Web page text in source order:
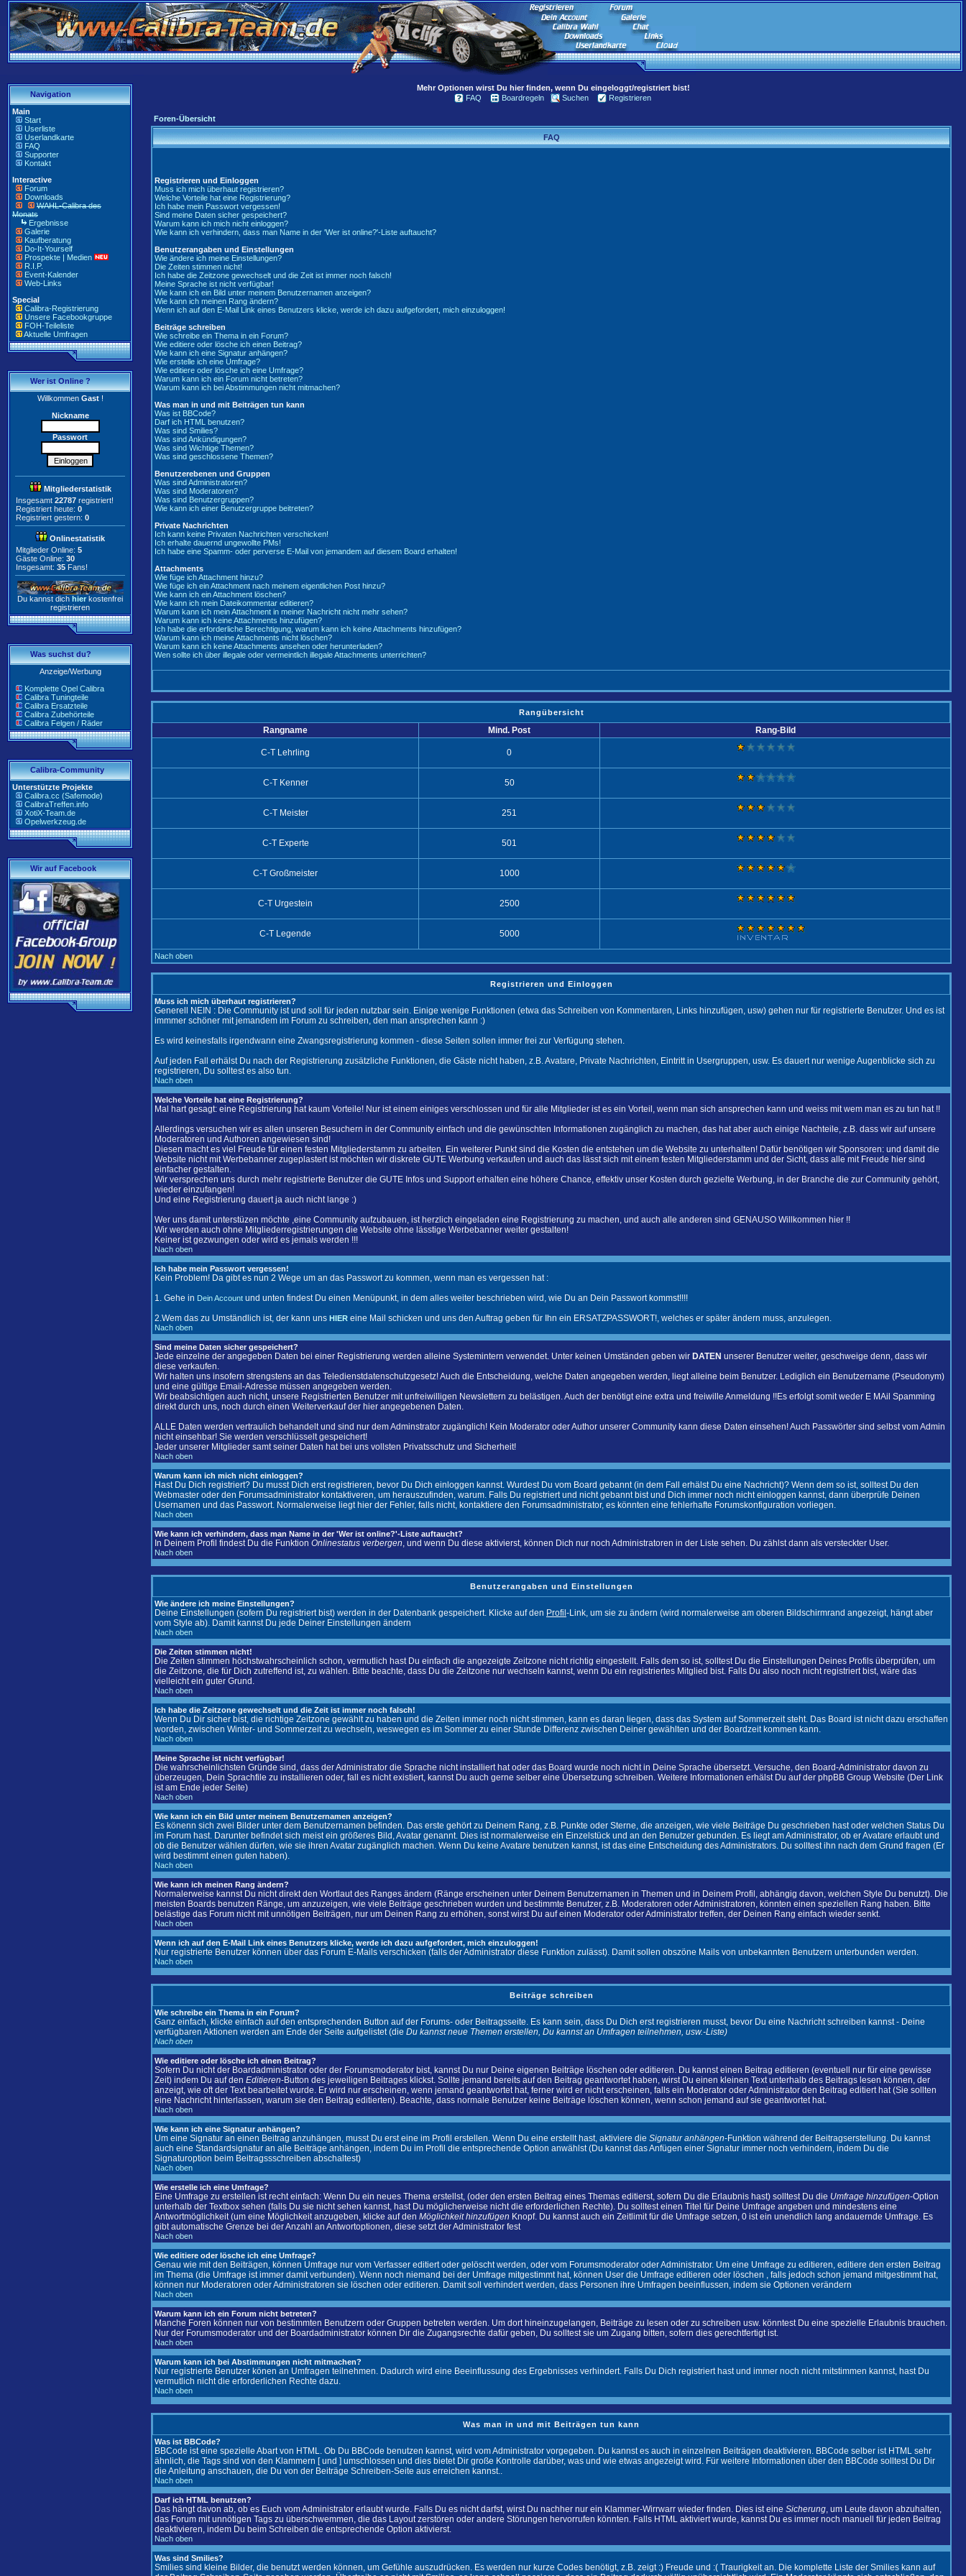
Navigation
Main
Start
Userliste
Userlandkarte
FAQ
Supporter
Kontakt
Interactive
Forum
Downloads
WAHL-Calibra des
Monats
Ergebnisse
Galerie
Kaufberatung
Do-It-Yourself
Prospekte | Medien
R.I.P.
Event-Kalender
Web-Links
Special
Calibra-Registrierung
Unsere Facebookgruppe
FOH-Teileliste
Aktuelle Umfragen
Wer ist Online ?
WillkommenGast!
Nickname
Passwort
Mitgliederstatistik
Insgesamt 22787 registriert!
Registriert heute: 0
Registriert gestern: 0
Onlinestatistik
Mitglieder Online: 5
Gäste Online: 30
Insgesamt: 35 Fans!
Du kannst dich hier kostenfrei
registrieren
Was suchst du?
Anzeige/Werbung
Komplette Opel Calibra
Calibra Tuningteile
Calibra Ersatzteile
Calibra Zubehörteile
Calibra Felgen / Räder
Calibra-Community
Unterstützte Projekte
Calibra.cc (Safemode)
CalibraTreffen.info
XotiX-Team.de
Opelwerkzeug.de
Wir auf Facebook
Mehr Optionen wirst Du hier finden, wenn Du eingeloggt/registriert bist!
FAQ
Boardregeln Suchen Registrieren
Foren-Übersicht
FAQ
Registrieren und Einloggen
Muss ich mich überhaut registrieren?
Welche Vorteile hat eine Registrierung?
Ich habe mein Passwort vergessen!
Sind meine Daten sicher gespeichert?
Warum kann ich mich nicht einloggen?
Wie kann ich verhindern, dass man Name in der 'Wer ist online?'-Liste auftaucht?
Benutzerangaben und Einstellungen
Wie ändere ich meine Einstellungen?
Die Zeiten stimmen nicht!
Ich habe die Zeitzone gewechselt und die Zeit ist immer noch falsch!
Meine Sprache ist nicht verfügbar!
Wie kann ich ein Bild unter meinem Benutzernamen anzeigen?
Wie kann ich meinen Rang ändern?
Wenn ich auf den E-Mail Link eines Benutzers klicke, werde ich dazu aufgefordert, mich einzuloggen!
Beiträge schreiben
Wie schreibe ein Thema in ein Forum?
Wie editiere oder lösche ich einen Beitrag?
Wie kann ich eine Signatur anhängen?
Wie erstelle ich eine Umfrage?
Wie editiere oder lösche ich eine Umfrage?
Warum kann ich ein Forum nicht betreten?
Warum kann ich bei Abstimmungen nicht mitmachen?
Was man in und mit Beiträgen tun kann
Was ist BBCode?
Darf ich HTML benutzen?
Was sind Smilies?
Was sind Ankündigungen?
Was sind Wichtige Themen?
Was sind geschlossene Themen?
Benutzerebenen und Gruppen
Was sind Administratoren?
Was sind Moderatoren?
Was sind Benutzergruppen?
Wie kann ich einer Benutzergruppe beitreten?
Private Nachrichten
Ich kann keine Privaten Nachrichten verschicken!
Ich erhalte dauernd ungewollte PMs!
Ich habe eine Spamm- oder perverse E-Mail von jemandem auf diesem Board erhalten!
Attachments
Wie füge ich Attachment hinzu?
Wie füge ich ein Attachment nach meinem eigentlichen Post hinzu?
Wie kann ich ein Attachment löschen?
Wie kann ich mein Dateikommentar editieren?
Warum kann ich mein Attachment in meiner Nachricht nicht mehr sehen?
Warum kann ich keine Attachments hinzufügen?
Ich habe die erforderliche Berechtigung, warum kann ich keine Attachments hinzufügen?
Warum kann ich meine Attachments nicht löschen?
Warum kann ich keine Attachments ansehen oder herunterladen?
Wen sollte ich über illegale oder vermeintlich illegale Attachments unterrichten?
Rangübersicht
Rangname Mind. Post Rang-Bild
C-T Lehrling 0
C-T Kenner 50
C-T Meister 251
C-T Experte 501
C-T Großmeister 1000
C-T Urgestein 2500
C-T Legende 5000
Nach oben
Registrieren und Einloggen
Muss ich mich überhaut registrieren?
Generell NEIN : Die Community ist und soll für jeden nutzbar sein. Einige wenige Funktionen (etwa das Schreiben von Kommentaren, Links hinzufügen, usw) gehen nur für registrierte Benutzer. Und es ist
immmer schöner mit jemandem im Forum zu schreiben, den man ansprechen kann :)
Es wird keinesfalls irgendwann eine Zwangsregistrierung kommen - diese Seiten sollen immer frei zur Verfügung stehen.
Auf jeden Fall erhälst Du nach der Registrierung zusätzliche Funktionen, die Gäste nicht haben, z.B. Avatare, Private Nachrichten, Eintritt in Usergruppen, usw. Es dauert nur wenige Augenblicke sich zu
registrieren, Du solltest es also tun.
Nach oben
Welche Vorteile hat eine Registrierung?
Mal hart gesagt: eine Registrierung hat kaum Vorteile! Nur ist einem einiges verschlossen und für alle Mitglieder ist es ein Vorteil, wenn man sich ansprechen kann und weiss mit wem man es zu tun hat !!
Allerdings versuchen wir es allen unseren Besuchern in der Community einfach und die gewünschten Informationen zugänglich zu machen, das hat aber auch einige Nachteile, z.B. dass wir auf unsere
Moderatoren und Authoren angewiesen sind!
Diesen macht es viel Freude für einen festen Mitgliederstamm zu arbeiten. Ein weiterer Punkt sind die Kosten die entstehen um die Website zu unterhalten! Dafür benötigen wir Sponsoren: und damit die
Website nicht mit Werbebanner zugeplastert ist möchten wir diskrete GUTE Werbung verkaufen und auch das lässt sich mit einem festen Mitgliederstamm und der Sicht, dass alle mit Freude hier sind
einfacher gestalten.
Wir versprechen uns durch mehr registrierte Benutzer die GUTE Infos und Support erhalten eine höhere Chance, effektiv unser Kosten durch gezielte Werbung, in der Branche die zur Community gehört,
wieder einzufangen!
Und eine Registrierung dauert ja auch nicht lange :)
Wer uns damit unterstüzen möchte ,eine Community aufzubauen, ist herzlich eingeladen eine Registrierung zu machen, und auch alle anderen sind GENAUSO Willkommen hier !!
Wir werden auch ohne Mitgliederregistrierungen die Website ohne lässtige Werbebanner weiter gestalten!
Keiner ist gezwungen oder wird es jemals werden !!!
Nach oben
Ich habe mein Passwort vergessen!
Kein Problem! Da gibt es nun 2 Wege um an das Passwort zu kommen, wenn man es vergessen hat :
1. Gehe in Dein Account und unten findest Du einen Menüpunkt, in dem alles weiter beschrieben wird, wie Du an Dein Passwort kommst!!!!
2.Wem das zu Umständlich ist, der kann uns HIER eine Mail schicken und uns den Auftrag geben für Ihn ein ERSATZPASSWORT!, welches er später ändern muss, anzulegen.
Nach oben
Sind meine Daten sicher gespeichert?
Jede einzelne der angegeben Daten bei einer Registrierung werden alleine Systemintern verwendet. Unter keinen Umständen geben wir DATEN unserer Benutzer weiter, geschweige denn, dass wir
diese verkaufen.
Wir halten uns insofern strengstens an das Teledienstdatenschutzgesetz! Auch die Entscheidung, welche Daten angegeben werden, liegt alleine beim Benutzer. Lediglich ein Benutzername (Pseudonym)
und eine gültige Email-Adresse müssen angegeben werden.
Wir beabsichtigen auch nicht, unsere Registrierten Benutzer mit unfreiwilligen Newslettern zu belästigen. Auch der benötigt eine extra und freiwille Anmeldung !!Es erfolgt somit weder E MAil Spamming
direkt durch uns, noch durch einen Weiterverkauf der hier angegebenen Daten.
ALLE Daten werden vertraulich behandelt und sind nur dem Adminstrator zugänglich! Kein Moderator oder Author unserer Community kann diese Daten einsehen! Auch Passwörter sind selbst vom Admin
nicht einsehbar! Sie werden verschlüsselt gespeichert!
Jeder unserer Mitglieder samt seiner Daten hat bei uns vollsten Privatsschutz und Sicherheit!
Nach oben
Warum kann ich mich nicht einloggen?
Hast Du Dich registriert? Du musst Dich erst registrieren, bevor Du Dich einloggen kannst. Wurdest Du vom Board gebannt (in dem Fall erhälst Du eine Nachricht)? Wenn dem so ist, solltest Du den
Webmaster oder den Forumsadministrator kontaktiveren, um herauszufinden, warum. Falls Du registriert und nicht gebannt bist und Dich immer noch nicht einloggen kannst, dann überprüfe Deinen
Usernamen und das Passwort. Normalerweise liegt hier der Fehler, falls nicht, kontaktiere den Forumsadministrator, es könnten eine fehlerhafte Forumskonfiguration vorliegen.
Nach oben
Wie kann ich verhindern, dass man Name in der 'Wer ist online?'-Liste auftaucht?
In Deinem Profil findest Du die Funktion Onlinestatus verbergen, und wenn Du diese aktivierst, können Dich nur noch Administratoren in der Liste sehen. Du zählst dann als versteckter User.
Nach oben
Benutzerangaben und Einstellungen
Wie ändere ich meine Einstellungen?
Deine Einstellungen (sofern Du registriert bist) werden in der Datenbank gespeichert. Klicke auf den Profil -Link, um sie zu ändern (wird normalerweise am oberen Bildschirmrand angezeigt, hängt aber
vom Style ab). Damit kannst Du jede Deiner Einstellungen ändern
Nach oben
Die Zeiten stimmen nicht!
Die Zeiten stimmen höchstwahrscheinlich schon, vermutlich hast Du einfach die angezeigte Zeitzone nicht richtig eingestellt. Falls dem so ist, solltest Du die Einstellungen Deines Profils überprüfen, um
die Zeitzone, die für Dich zutreffend ist, zu wählen. Bitte beachte, dass Du die Zeitzone nur wechseln kannst, wenn Du ein registriertes Mitglied bist. Falls Du also noch nicht registriert bist, wäre das
vielleicht ein guter Grund.
Nach oben
Ich habe die Zeitzone gewechselt und die Zeit ist immer noch falsch!
Wenn Du Dir sicher bist, die richtige Zeitzone gewählt zu haben und die Zeiten immer noch nicht stimmen, kann es daran liegen, dass das System auf Sommerzeit steht. Das Board ist nicht dazu erschaffen
worden, zwischen Winter- und Sommerzeit zu wechseln, weswegen es im Sommer zu einer Stunde Differenz zwischen Deiner gewählten und der Boardzeit kommen kann.
Nach oben
Meine Sprache ist nicht verfügbar!
Die wahrscheinlichsten Gründe sind, dass der Administrator die Sprache nicht installiert hat oder das Board wurde noch nicht in Deine Sprache übersetzt. Versuche, den Board-Administrator davon zu
überzeugen, Dein Sprachfile zu installieren oder, fall es nicht existiert, kannst Du auch gerne selber eine Übersetzung schreiben. Weitere Informationen erhälst Du auf der phpBB Group Website (Der Link
ist am Ende jeder Seite)
Nach oben
Wie kann ich ein Bild unter meinem Benutzernamen anzeigen?
Es könenn sich zwei Bilder unter dem Benutzernamen befinden. Das erste gehört zu Deinem Rang, z.B. Punkte oder Sterne, die anzeigen, wie viele Beiträge Du geschrieben hast oder welchen Status Du
im Forum hast. Darunter befindet sich meist ein größeres Bild, Avatar genannt. Dies ist normalerweise ein Einzelstück und an den Benutzer gebunden. Es liegt am Administrator, ob er Avatare erlaubt und
ob die Benutzer wählen dürfen, wie sie ihren Avatar zugänglich machen. Wenn Du keine Avatare benutzen kannst, ist das eine Entscheidung des Administrators. Du solltest ihn nach dem Grund fragen (Er
wird bestimmt einen guten haben).
Nach oben
Wie kann ich meinen Rang ändern?
Normalerweise kannst Du nicht direkt den Wortlaut des Ranges ändern (Ränge erscheinen unter Deinem Benutzernamen in Themen und in Deinem Profil, abhängig davon, welchen Style Du benutzt). Die
meisten Boards benutzen Ränge, um anzuzeigen, wie viele Beiträge geschrieben wurden und bestimmte Benutzer, z.B. Moderatoren oder Administratoren, könnten einen speziellen Rang haben. Bitte
belästige das Forum nicht mit unnötigen Beiträgen, nur um Deinen Rang zu erhöhen, sonst wirst Du auf einen Moderator oder Administrator treffen, der Deinen Rang einfach wieder senkt.
Nach oben
Wenn ich auf den E-Mail Link eines Benutzers klicke, werde ich dazu aufgefordert, mich einzuloggen!
Nur registrierte Benutzer können über das Forum E-Mails verschicken (falls der Administrator diese Funktion zulässt). Damit sollen obszöne Mails von unbekannten Benutzern unterbunden werden.
Nach oben
Beiträge schreiben
Wie schreibe ein Thema in ein Forum?
Ganz einfach, klicke einfach auf den entsprechenden Button auf der Forums- oder Beitragsseite. Es kann sein, dass Du Dich erst registrieren musst, bevor Du eine Nachricht schreiben kannst - Deine
verfügbaren Aktionen werden am Ende der Seite aufgelistet (die Du kannst neue Themen erstellen, Du kannst an Umfragen teilnehmen, usw.-Liste)
Nach oben
Wie editiere oder lösche ich einen Beitrag?
Sofern Du nicht der Boardadministrator oder der Forumsmoderator bist, kannst Du nur Deine eigenen Beiträge löschen oder editieren. Du kannst einen Beitrag editieren (eventuell nur für eine gewisse
Zeit) indem Du auf den Editieren-Button des jeweiligen Beitrages klickst. Sollte jemand bereits auf den Beitrag geantwortet haben, wirst Du einen kleinen Text unterhalb des Beitrags lesen können, der
anzeigt, wie oft der Text bearbeitet wurde. Er wird nur erscheinen, wenn jemand geantwortet hat, ferner wird er nicht erscheinen, falls ein Moderator oder Administrator den Beitrag editiert hat (Sie sollten
eine Nachricht hinterlassen, warum sie den Beitrag editierten). Beachte, dass normale Benutzer keine Beiträge löschen können, wenn schon jemand auf sie geantwortet hat.
Nach oben
Wie kann ich eine Signatur anhängen?
Um eine Signatur an einen Beitrag anzuhängen, musst Du erst eine im Profil erstellen. Wenn Du eine erstellt hast, aktiviere die Signatur anhängen-Funktion während der Beitragserstellung. Du kannst
auch eine Standardsignatur an alle Beiträge anhängen, indem Du im Profil die entsprechende Option anwählst (Du kannst das Anfügen einer Signatur immer noch verhindern, indem Du die
Signaturoption beim Beitragssschreiben abschaltest)
Nach oben
Wie erstelle ich eine Umfrage?
Eine Umfrage zu erstellen ist recht einfach: Wenn Du ein neues Thema erstellst, (oder den ersten Beitrag eines Themas editierst, sofern Du die Erlaubnis hast) solltest Du die Umfrage hinzufügen-Option
unterhalb der Textbox sehen (falls Du sie nicht sehen kannst, hast Du möglicherweise nicht die erforderlichen Rechte). Du solltest einen Titel für Deine Umfrage angeben und mindestens eine
Antwortmöglichkeit (um eine Möglichkeit anzugeben, klicke auf den Möglichkeit hinzufügen Knopf. Du kannst auch ein Zeitlimit für die Umfrage setzen, 0 ist ein unendlich lang andauernde Umfrage. Es
gibt automatische Grenze bei der Anzahl an Antwortoptionen, diese setzt der Administrator fest
Nach oben
Wie editiere oder lösche ich eine Umfrage?
Genau wie mit den Beiträgen, können Umfrage nur vom Verfasser editiert oder gelöscht werden, oder vom Forumsmoderator oder Administrator. Um eine Umfrage zu editieren, editiere den ersten Beitrag
im Thema (die Umfrage ist immer damit verbunden). Wenn noch niemand bei der Umfrage mitgestimmt hat, können User die Umfrage editieren oder löschen , falls jedoch schon jemand mitgestimmt hat,
können nur Moderatoren oder Administratoren sie löschen oder editieren. Damit soll verhindert werden, dass Personen ihre Umfragen beeinflussen, indem sie Optionen verändern
Nach oben
Warum kann ich ein Forum nicht betreten?
Manche Foren können nur von bestimmten Benutzern oder Gruppen betreten werden. Um dort hineinzugelangen, Beiträge zu lesen oder zu schreiben usw. könntest Du eine spezielle Erlaubnis brauchen.
Nur der Forumsmoderator und der Boardadministrator können Dir die Zugangsrechte dafür geben, Du solltest sie um Zugang bitten, sofern dies gerechtfertigt ist.
Nach oben
Warum kann ich bei Abstimmungen nicht mitmachen?
Nur registrierte Benutzer könen an Umfragen teilnehmen. Dadurch wird eine Beeinflussung des Ergebnisses verhindert. Falls Du Dich registriert hast und immer noch nicht mitstimmen kannst, hast Du
vermutlich nicht die erforderlichen Rechte dazu.
Nach oben
Was man in und mit Beiträgen tun kann
Was ist BBCode?
BBCode ist eine spezielle Abart von HTML. Ob Du BBCode benutzen kannst, wird vom Administrator vorgegeben. Du kannst es auch in einzelnen Beiträgen deaktivieren. BBCode selber ist HTML sehr
ähnlich, die Tags sind von den Klammern [ und ] umschlossen und dies bietet Dir große Kontrolle darüber, was und wie etwas angezeigt wird. Für weitere Informationen über den BBCode solltest Du Dir
die Anleitung anschauen, die Du von der Beiträge Schreiben-Seite aus erreichen kannst..
Nach oben
Darf ich HTML benutzen?
Das hängt davon ab, ob es Euch vom Administrator erlaubt wurde. Falls Du es nicht darfst, wirst Du nachher nur ein Klammer-Wirrwarr wieder finden. Dies ist eine Sicherung, um Leute davon abzuhalten,
das Forum mit unnötigen Tags zu überschwemmen, die das Layout zerstören oder andere Störungen hervorrufen könnten. Falls HTML aktiviert wurde, kannst Du es immer noch manuell für jeden Beitrag
deaktivieren, indem Du beim Schreiben die entsprechende Option aktivierst.
Nach oben
Was sind Smilies?
Smilies sind kleine Bilder, die benutzt werden können, um Gefühle auszudrücken. Es werden nur kurze Codes benötigt, z.B. zeigt :) Freude und :( Traurigkeit an. Die komplette Liste der Smilies kann auf